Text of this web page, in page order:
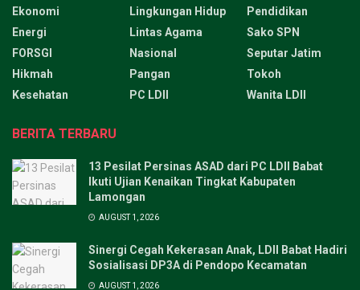
Ekonomi
Energi
FORSGI
Hikmah
Kesehatan
Lingkungan Hidup
Lintas Agama
Nasional
Pangan
PC LDII
Pendidikan
Sako SPN
Seputar Jatim
Tokoh
Wanita LDII
BERITA TERBARU
13 Pesilat Persinas ASAD dari PC LDII Babat
Ikuti Ujian Kenaikan Tingkat Kabupaten
Lamongan
AUGUST 1, 2026
Sinergi Cegah Kekerasan Anak, LDII Babat Hadiri
Sosialisasi DP3A di Pendopo Kecamatan
AUGUST 1, 2026